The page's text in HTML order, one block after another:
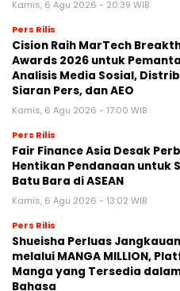
Kamis, 6 Agu 2026 - 20:39 WIB
Pers Rilis
Cision Raih MarTech
Awards 2026 untuk
Analisis Media Sosial,
Siaran Pers, dan AEO
Kamis, 6 Agu 2026 - 17:00 WIB
Pers Rilis
Fair Finance Asia Desak
Hentikan Pendanaan untuk
Batu Bara di ASEAN
Kamis, 6 Agu 2026 - 13:02 WIB
Pers Rilis
Shueisha Perluas
melalui MANGA MILLION,
Manga yang Tersedia
Bahasa